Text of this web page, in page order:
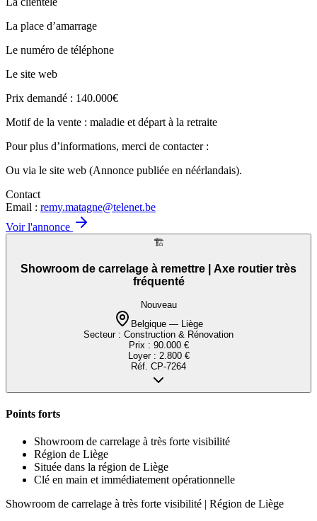
La place d’amarrage
Le numéro de téléphone
Le site web
Prix demandé : 140.000€
Motif de la vente : maladie et départ à la retraite
Pour plus d’informations, merci de contacter :
Ou via le site web (Annonce publiée en néérlandais).
Contact
Email : remy.matagne@telenet.be
Voir l'annonce
🏗️
Showroom de carrelage à remettre | Axe routier très
fréquenté
Nouveau
Belgique — Liège
Secteur : Construction & Rénovation
Prix : 90.000 €
Loyer : 2.800 €
Réf. CP-7264
Points forts
Showroom de carrelage à très forte visibilité
Région de Liège
Située dans la région de Liège
Clé en main et immédiatement opérationnelle
Showroom de carrelage à très forte visibilité | Région de Liège